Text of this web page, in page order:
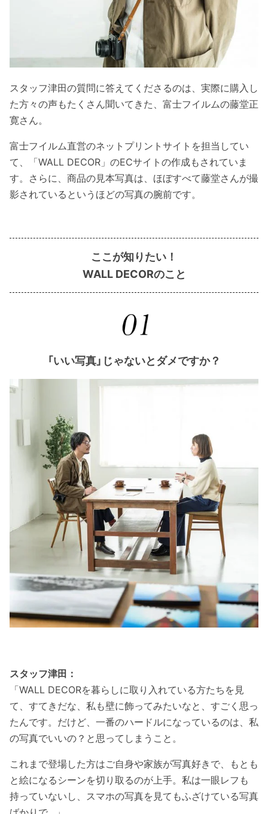
スタッフ津田の質問に答えてくださるのは、実際に購入し
た方々の声もたくさん聞いてきた、富士フイルムの藤堂正
寛さん。
富士フイルム直営のネットプリントサイトを担当してい
て、「WALL DECOR」のECサイトの作成もされていま
す。さらに、商品の見本写真は、ほぼすべて藤堂さんが撮
影されているというほどの写真の腕前です。
ここが知りたい！
WALL DECORのこと
「いい写真」じゃないとダメですか？
スタッフ津田：
「WALL DECORを暮らしに取り入れている方たちを見
て、すてきだな、私も壁に飾ってみたいなと、すごく思っ
たんです。だけど、一番のハードルになっているのは、私
の写真でいいの？と思ってしまうこと。
これまで登場した方はご自身や家族が写真好きで、もとも
と絵になるシーンを切り取るのが上手。私は一眼レフも
持っていないし、スマホの写真を見てもふざけている写真